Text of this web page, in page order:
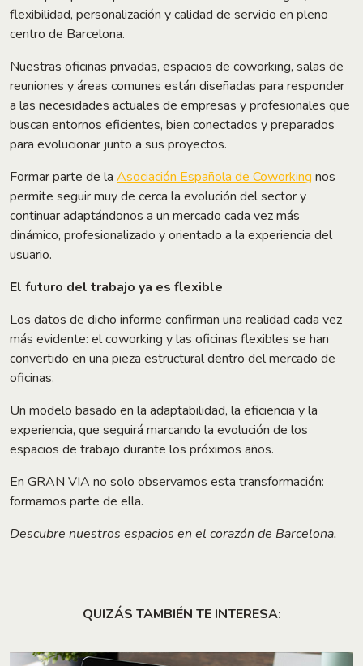
flexibilidad, personalización y calidad de servicio en pleno
centro de Barcelona.
Nuestras oficinas privadas, espacios de coworking, salas de
reuniones y áreas comunes están diseñadas para responder
a las necesidades actuales de empresas y profesionales que
buscan entornos eficientes, bien conectados y preparados
para evolucionar junto a sus proyectos.
Formar parte de la Asociación Española de Coworking nos
permite seguir muy de cerca la evolución del sector y
continuar adaptándonos a un mercado cada vez más
dinámico, profesionalizado y orientado a la experiencia del
usuario.
El futuro del trabajo ya es flexible
Los datos de dicho informe confirman una realidad cada vez
más evidente: el coworking y las oficinas flexibles se han
convertido en una pieza estructural dentro del mercado de
oficinas.
Un modelo basado en la adaptabilidad, la eficiencia y la
experiencia, que seguirá marcando la evolución de los
espacios de trabajo durante los próximos años.
En GRAN VIA no solo observamos esta transformación:
formamos parte de ella.
Descubre nuestros espacios en el corazón de Barcelona.
QUIZÁS TAMBIÉN TE INTERESA: